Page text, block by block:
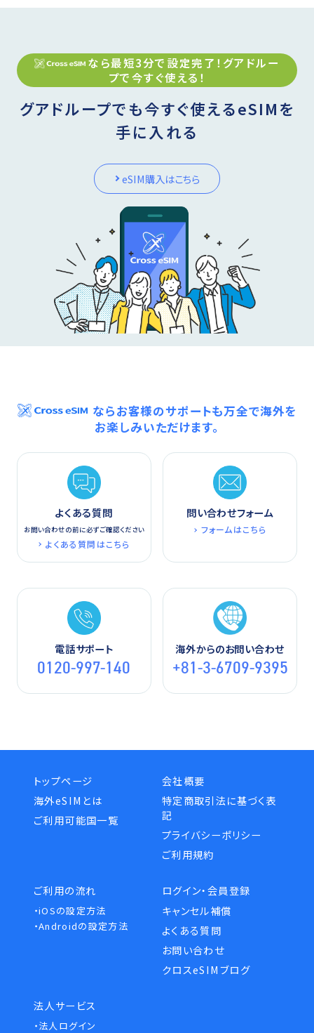
なら最短3分で設定完了！ グアドルー
プで今すぐ使える！
グアドループでも今すぐ使えるeSIMを
手に入れる
eSIM購入はこちら
ならお客様のサポートも万全で海外を
お楽しみいただけます。
よくある質問
お問い合わせの前に必ずご確認ください
よくある質問はこちら
問い合わせフォーム
フォームはこちら
電話サポート
0120-997-140
海外からのお問い合わせ
+81-3-6709-9395
トップページ
海外eSIMとは
ご利用可能国一覧
ご利用の流れ
・iOSの設定方法
・Androidの設定方法
法人サービス
・法人ログイン
会社概要
特定商取引法に基づく表
記
プライバシーポリシー
ご利用規約
ログイン・会員登録
キャンセル補償
よくある質問
お問い合わせ
クロスeSIMブログ